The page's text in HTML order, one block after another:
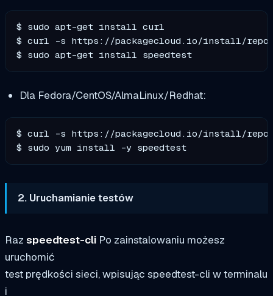
$ sudo apt-get install curl
$ curl -s https://packagecloud.io/install/
$ sudo apt-get install speedtest
Dla Fedora/CentOS/AlmaLinux/Redhat:
$ curl -s https://packagecloud.io/install/
$ sudo yum install -y speedtest
2. Uruchamianie testów
Raz speedtest-cli Po zainstalowaniu możesz
uruchomić
test prędkości sieci, wpisując speedtest-cli w terminalu
i